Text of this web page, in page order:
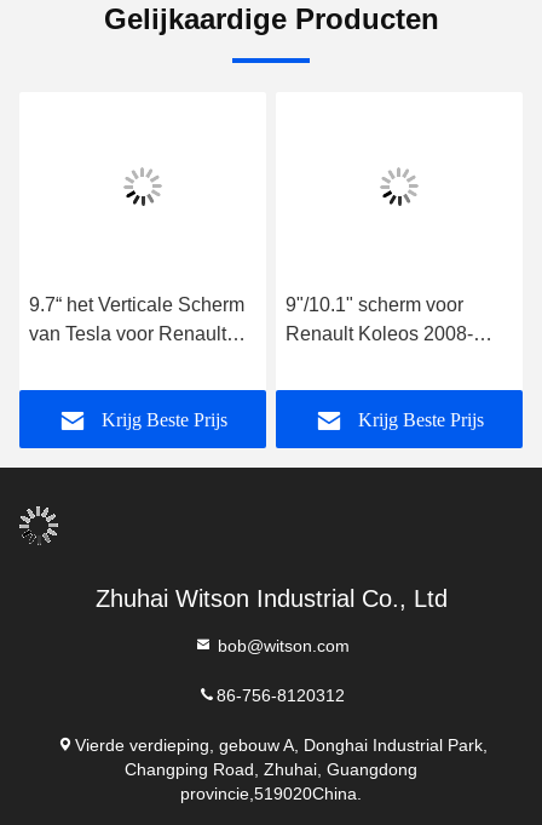
Gelijkaardige Producten
9.7“ het Verticale Scherm
van Tesla voor Renault
de de Amulet 2016-2019
Auto van Samsung
Koleos
Krijg Beste Prijs
9"/10.1" scherm voor
Renault Koleos 2008-
Stereo
Krijg Beste Prijs
Zhuhai Witson Industrial Co., Ltd
bob@witson.com
86-756-8120312
Vierde verdieping, gebouw A, Donghai Industrial Park,
Changping Road, Zhuhai, Guangdong
provincie,519020China.